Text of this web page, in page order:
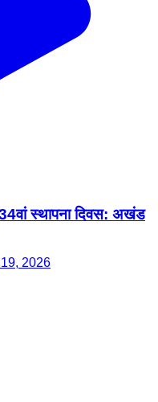
34वां स्थापना दिवस: अखंड
2026